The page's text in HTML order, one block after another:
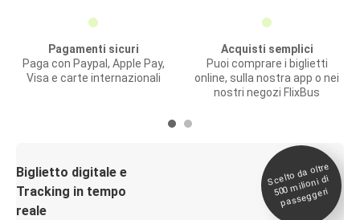
Pagamenti sicuri
Paga con Paypal, Apple Pay,
Visa e carte internazionali
Acquisti semplici
Puoi comprare i biglietti
online, sulla nostra app o nei
nostri negozi FlixBus
Biglietto digitale e
Tracking in tempo
reale
Scelto da oltre
500
milioni di
passeggeri